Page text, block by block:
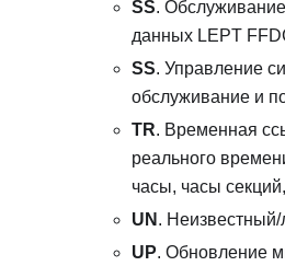
SS.
данных LEPT
SS. Управление
обслуживание и
TR. Временная
реального
часы, часы
UN . Неизвестный/
UP. Обновление